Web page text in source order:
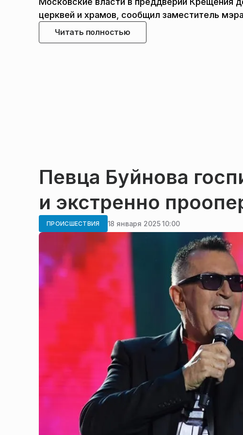
церквей и храмов, сообщил заместитель
Читать полностью
Певца Буйнова
и экстренно
ПРОИСШЕСТВИЯ 18 января 2025 10:00